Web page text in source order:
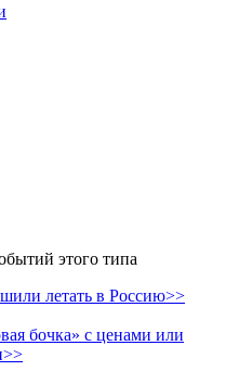
этого типа
летать в Россию>>
бочка» с ценами или